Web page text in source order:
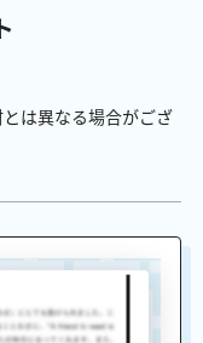
は異なる場合がござ